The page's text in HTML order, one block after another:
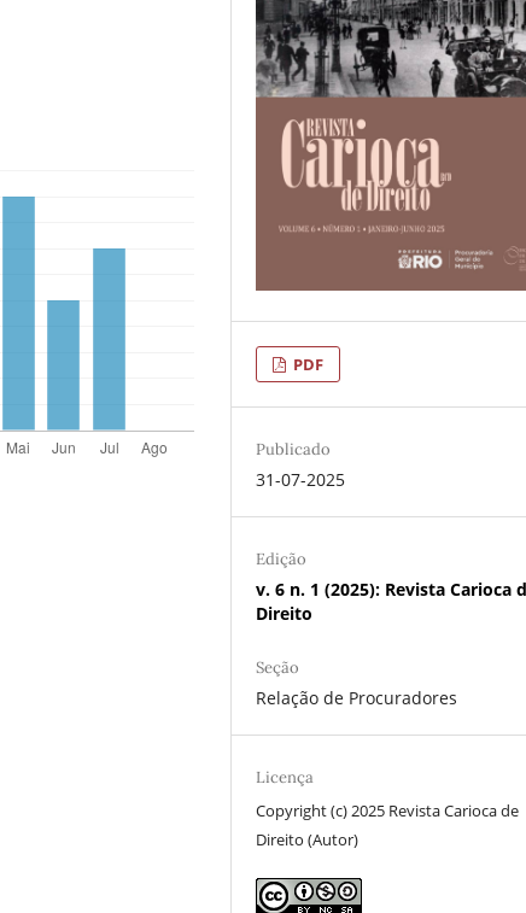
PDF
Publicado
31-07-2025
Edição
v. 6 n. 1 (2025): Revista Carioca
Direito
Seção
Relação de Procuradores
Licença
Copyright (c) 2025 Revista Carioca de
Direito (Autor)